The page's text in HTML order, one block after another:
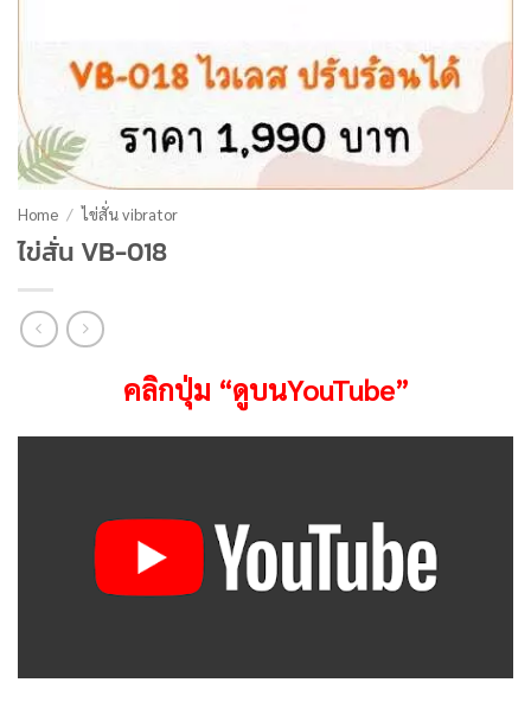
Home / ไข่สั่น vibrator
ไข่สั่น VB-018
คลิกปุ่ม “ดูบนYouTube”